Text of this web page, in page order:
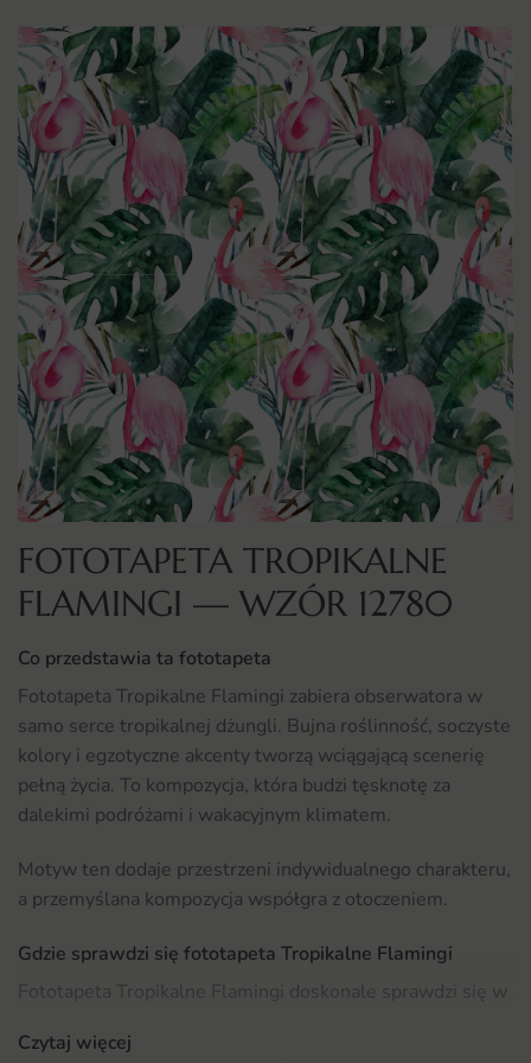
FOTOTAPETA TROPIKALNE
FLAMINGI — WZÓR 12780
Co przedstawia ta fototapeta
Fototapeta Tropikalne Flamingi zabiera obserwatora w
samo serce tropikalnej dżungli. Bujna roślinność, soczyste
kolory i egzotyczne akcenty tworzą wciągającą scenerię
pełną życia. To kompozycja, która budzi tęsknotę za
dalekimi podróżami i wakacyjnym klimatem.
Motyw ten dodaje przestrzeni indywidualnego charakteru,
a przemyślana kompozycja współgra z otoczeniem.
Gdzie sprawdzi się fototapeta Tropikalne Flamingi
Fototapeta Tropikalne Flamingi doskonale sprawdzi się w
Umieszczona na ścianie za kanapą lub komodą TV,
Czytaj więcej